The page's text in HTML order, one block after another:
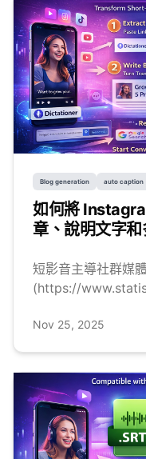
Blog generation auto caption
如何將
章、說明文字
短影音主導社群媒
(https://
Nov 25, 2025